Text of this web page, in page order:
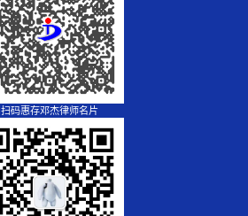
扫码惠存邓杰律师名片